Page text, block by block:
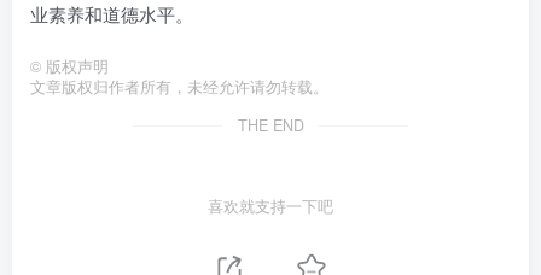
业素养和道德水平。
© 版权声明
文章版权归作者所有，未经允许请勿转载。
THE END
喜欢就支持一下吧